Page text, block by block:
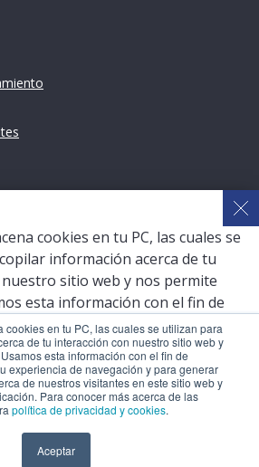
cookies en tu PC, las cuales se utilizan para
de tu interacción con nuestro sitio web y
esta información con el fin de
experiencia de navegación y para generar
de nuestros visitantes en este sitio web y
Para conocer más acerca de las
política de privacidad y cookies.
Aceptar
(SGA)
Universidad Católica San Pablo – RUC:
cookies en tu PC, las cuales se
información acerca de tu
sitio web y nos permite
esta información con el fin de
tu experiencia de navegación y
y métricas acerca de nuestros
sitio web y otros medios de
conocer más acerca de las cookies,
política de privacidad y cookies
Aceptar